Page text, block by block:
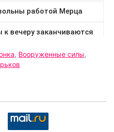
, Вооруженные силы,